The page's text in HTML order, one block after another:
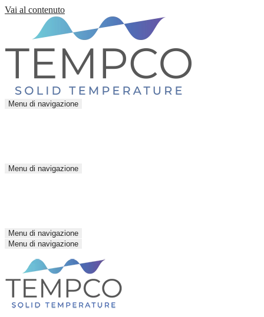
Vai al contenuto
Menu di navigazione
Menu di navigazione
Menu di navigazione
Menu di navigazione